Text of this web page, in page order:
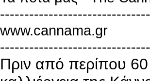
www.cannama.gr
Πριν από περίπου